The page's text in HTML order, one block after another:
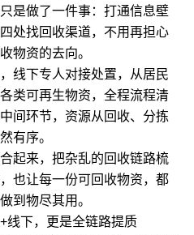
做了一件事：打通信息壁
处找回收渠道，不用再担心
物资的去向。
下专人对接处置，从居民
类可再生物资，全程流程清
间环节，资源从回收、分拣
有序。
来，把杂乱的回收链路梳
也让每一份可回收物资，都
到物尽其用。
下，更是全链路提质